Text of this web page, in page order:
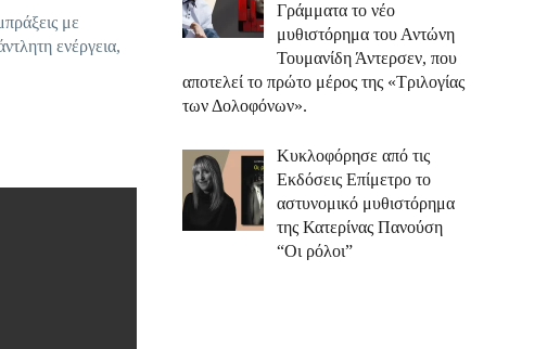
με
ενέργεια,
Γράμματα το νέο
μυθιστόρημα του Αντώνη
Τουμανίδη Άντερσεν, που
αποτελεί το πρώτο μέρος της «Τριλογίας
των Δολοφόνων».
Κυκλοφόρησε από τις
Εκδόσεις Επίμετρο το
αστυνομικό μυθιστόρημα
της Κατερίνας Πανούση
“Οι ρόλοι”